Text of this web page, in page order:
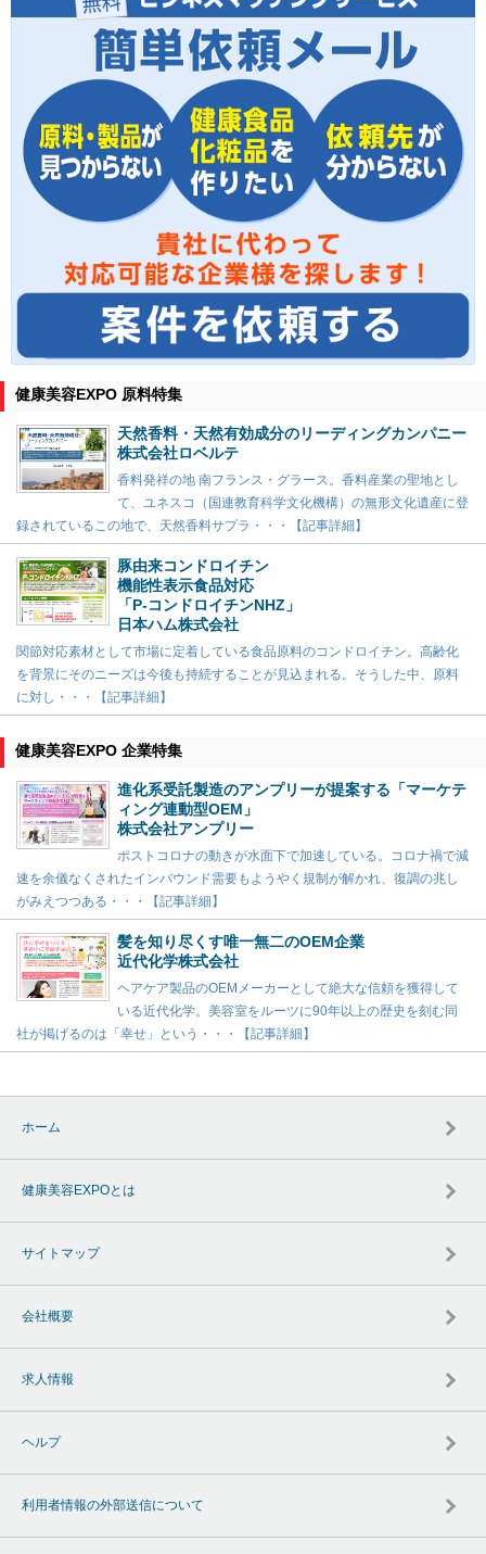
健康美容EXPO 原料特集
天然香料・天然有効成分のリーディングカンパニー
株式会社ロベルテ
香料発祥の地 南フランス・グラース。香料産業の聖地とし
て、ユネスコ（国連教育科学文化機構）の無形文化遺産に登
録されているこの地で、天然香料サプラ・・・【記事詳細】
豚由来コンドロイチン
機能性表示食品対応
「P-コンドロイチンNHZ」
日本ハム株式会社
関節対応素材として市場に定着している食品原料のコンドロイチン。高齢化
を背景にそのニーズは今後も持続することが見込まれる。そうした中、原料
に対し・・・【記事詳細】
健康美容EXPO 企業特集
進化系受託製造のアンプリーが提案する「マーケテ
ィング連動型OEM」
株式会社アンプリー
ポストコロナの動きが水面下で加速している。コロナ禍で減
速を余儀なくされたインバウンド需要もようやく規制が解かれ、復調の兆し
がみえつつある・・・【記事詳細】
髪を知り尽くす唯一無二のOEM企業
近代化学株式会社
ヘアケア製品のOEMメーカーとして絶大な信頼を獲得して
いる近代化学。美容室をルーツに90年以上の歴史を刻む同
社が掲げるのは「幸せ」という・・・【記事詳細】
ホーム
健康美容EXPOとは
サイトマップ
会社概要
求人情報
ヘルプ
利用者情報の外部送信について